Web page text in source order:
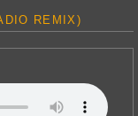
REMIX)